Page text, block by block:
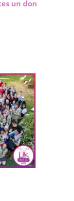
un don